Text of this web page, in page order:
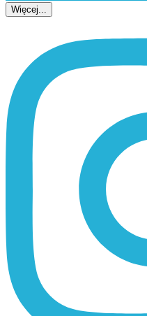
Więcej...